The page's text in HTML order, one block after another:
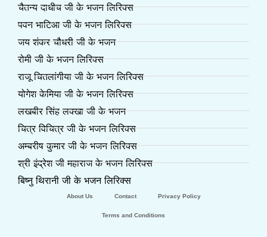
चैतन्य दाधीच जी के भजन लिरिक्स
पवन भाटिआ जी के भजन लिरिक्स
जय शंकर चौधरी जी के भजन
रोमी जी के भजन लिरिक्स
राजू चितलांगीया जी के भजन लिरिक्स
योगेश केमिया जी के भजन लिरिक्स
लखबीर सिंह लक्खा जी के भजन
चित्र विचित्र जी के भजन लिरिक्स
अम्बरीष कुमार जी के भजन लिरिक्स
श्री इंद्रेश जी महाराज के भजन लिरिक्स
बिष्नु थिरानी जी के भजन लिरिक्स
About Us Contact Privacy Policy
Terms and Conditions